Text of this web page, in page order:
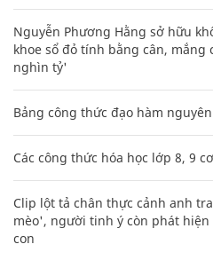
Nguyễn Phương Hằng sở hữu
khoe sổ đỏ tính bằng cân, mắng
nghìn tỷ'
Bảng công thức đạo hàm
Các công thức hóa học lớp 8, 9
Clip lột tả chân thực cảnh anh
mèo', người tinh ý còn phát
con